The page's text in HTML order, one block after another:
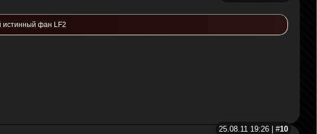
истинный фан LF2
25.08.11 19:26 | #10